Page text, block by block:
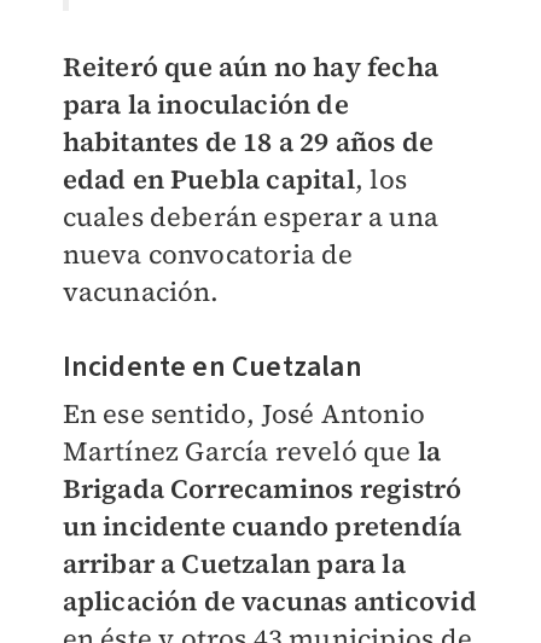
Reiteró que aún no hay fecha
para la inoculación de
habitantes de 18 a 29 años de
edad en Puebla capital, los
cuales deberán esperar a una
nueva convocatoria de
vacunación.
Incidente en Cuetzalan
En ese sentido, José Antonio
Martínez García reveló que la
Brigada Correcaminos registró
un incidente cuando pretendía
arribar a Cuetzalan para la
aplicación de vacunas anticovid